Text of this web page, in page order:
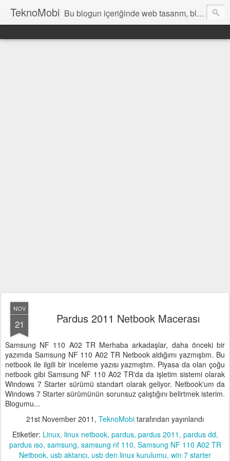
TeknoMobi Bu blogun içeriğinde web tasarım, blogger temaları, blogger ipuçları, ajax anlatımları, jquery uygulamaları, javascript uygulamaları ,web design, tutorials, resources and inspiration yer almaktadır.
NOV
21 Pardus 2011 Netbook Macerası
Samsung NF 110 A02 TR Merhaba arkadaşlar, daha önceki bir
yazımda Samsung NF 110 A02 TR Netbook aldığımı yazmıştım. Bu
netbook ile ilgili bir inceleme yazısı yazmıştım. Piyasa da olan çoğu
netbook gibi Samsung NF 110 A02 TR'da da işletim sistemi olarak
Windows 7 Starter sürümü standart olarak geliyor. Netbook'um da
Windows 7 Starter sürümünün sorunsuz çalıştığını belirtmek isterim.
Blogumu...
21st November 2011 , TeknoMobi tarafından yayınlandı
Etiketler: Linux linux netbook pardus pardus 2011 pardus dd
pardus ıso samsung samsung nf 110 Samsung NF 110 A02 TR
Netbook usb aktarıcı usb den linux kurulumu win 7 starter